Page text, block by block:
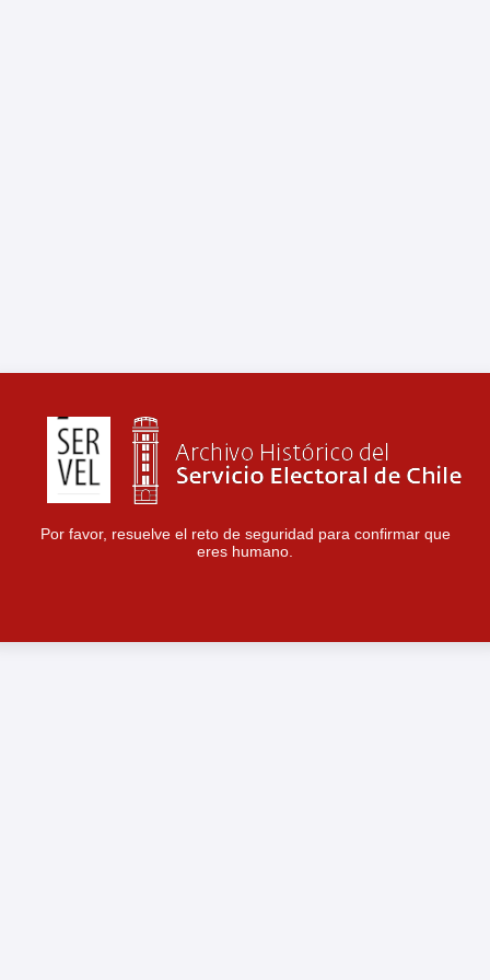
Por favor, resuelve el reto de seguridad para confirmar que
eres humano.